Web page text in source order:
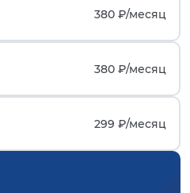
380 ₽/месяц
380 ₽/месяц
299 ₽/месяц